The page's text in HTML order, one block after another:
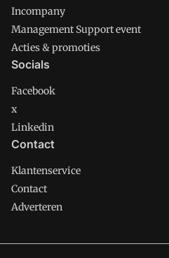
Incompany
Management Support event
Acties & promoties
Socials
Facebook
x
Linkedin
Contact
Klantenservice
Contact
Adverteren